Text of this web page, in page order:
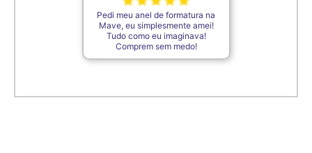
Pedi meu anel de formatura na
Mave, eu simplesmente amei!
Tudo como eu imaginava!
Comprem sem medo!